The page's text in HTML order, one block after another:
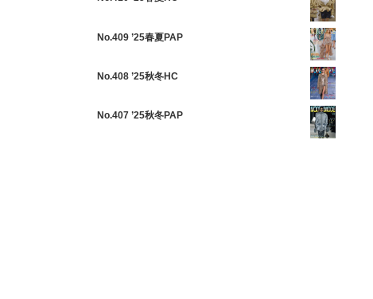
No.409 ’25春夏PAP
No.408 ’25秋冬HC
No.407 ’25秋冬PAP